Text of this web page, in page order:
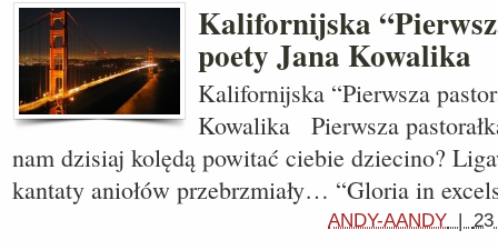
Kalifornijska
poety Jana Kowalika
Kalifornijska “Pierwsza
Kowalika Pierwsza
nam dzisiaj kolędą powitać ciebie dziecino?
kantaty aniołów przebrzmiały… “Gloria in
ANDY-AANDY | 23